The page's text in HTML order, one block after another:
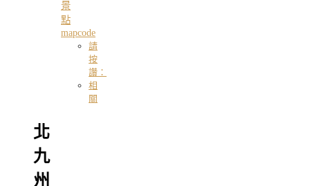
景
點
mapcode
請
按
讚：
相
關
北
九
州